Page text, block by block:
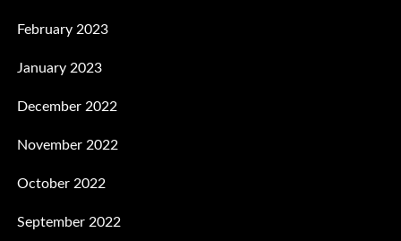
February 2023
January 2023
December 2022
November 2022
October 2022
September 2022